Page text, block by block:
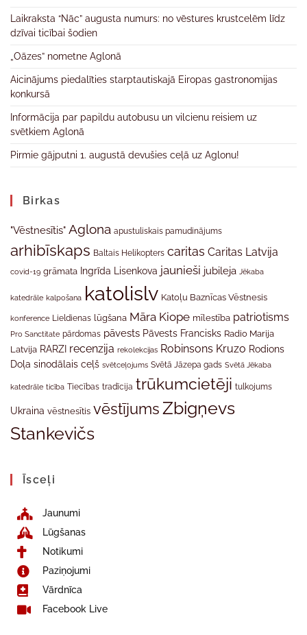
Laikraksta “Nāc” augusta numurs: no vēstures krustcelēm līdz
dzīvai ticībai šodien
„Oāzes” nometne Aglonā
Aicinājums piedalīties starptautiskajā Eiropas gastronomijas
konkursā
Informācija par papildu autobusu un vilcienu reisiem uz
svētkiem Aglonā
Pirmie gājputni 1. augustā devušies ceļā uz Aglonu!
Birkas
"Vēstnesītis" Aglona apustuliskais pamudinājums
arhibīskaps Baltais Helikopters caritas Caritas Latvija
covid-19 grāmata Ingrīda Lisenkova jaunieši jubileja Jēkaba
katedrāle kalpošana katolislv Katoļu Baznīcas Vēstnesis
konference Lieldienas lūgšana Māra Kiope mīlestība patriotisms
Pro Sanctitate pārdomas pāvests Pāvests Francisks Radio Marija
Latvija RARZI recenzija rekolekcijas Robinsons Kruzo Rodions
Doļa sinodālais ceļš svētceļojums Svētā Jāzepa gads Svētā Jēkaba
katedrāle ticība Tiecības tradīcija trūkumcietēji tulkojums
Ukraina vēstnesītis vēstījumsZbigņevs
Stankevičs
Īsceļi
Jaunumi
Lūgšanas
Notikumi
Paziņojumi
Vārdnīca
Facebook Live